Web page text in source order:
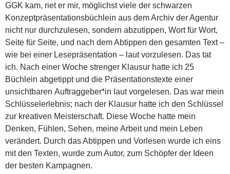
GGK kam, riet er mir, möglichst viele der schwarzen
Konzeptpräsentationsbüchlein aus dem Archiv der Agentur
nicht nur durchzulesen, sondern abzutippen, Wort für Wort,
Seite für Seite, und nach dem Abtippen den gesamten Text –
wie bei einer Lesepräsentation – laut vorzulesen. Das tat
ich. Nach einer Woche strenger Klausur hatte ich 25
Büchlein abgetippt und die Präsentationstexte einer
unsichtbaren Auftraggeber*in laut vorgelesen. Das war mein
Schlüsselerlebnis; nach der Klausur hatte ich den Schlüssel
zur kreativen Meisterschaft. Diese Woche hatte mein
Denken, Fühlen, Sehen, meine Arbeit und mein Leben
verändert. Durch das Abtippen und Vorlesen wurde ich eins
mit den Texten, wurde zum Autor, zum Schöpfer der Ideen
der besten Kampagnen.